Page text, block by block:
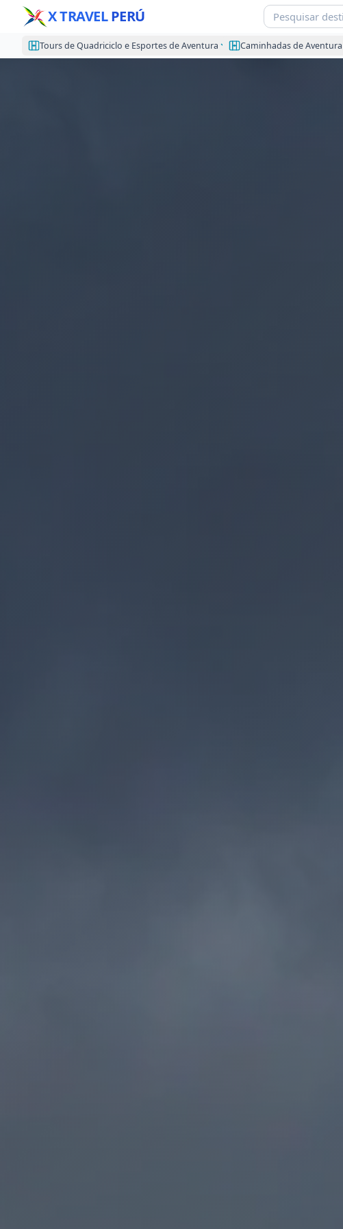
X TRAVEL PERÚ
Tours de Quadriciclo e Esportes de Aventura Caminhadas de Aventura